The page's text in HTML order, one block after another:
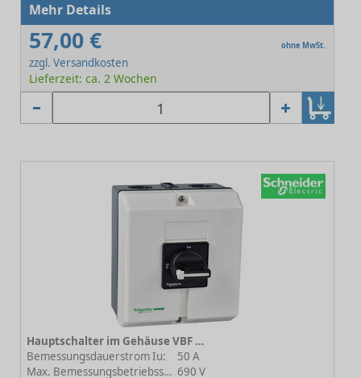
Mehr Details
57,00 € ohne MwSt.
zzgl. Versandkosten
Lieferzeit: ca. 2 Wochen
Hauptschalter im Gehäuse VBF VBF3GE
Bemessungsdauerstrom Iu:
50 A
Max. Bemessungsbetriebsspannung Ue bei AC: 690 V